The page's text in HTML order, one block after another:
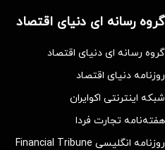
گروه رسانه ای دنیای اقتصاد
گروه رسانه ای دنیای اقتصاد
روزنامه دنیای اقتصاد
شبکه اینترنتی اکوایران
هفته‌نامه تجارت فردا
روزنامه انگلیسی Financial Tribune